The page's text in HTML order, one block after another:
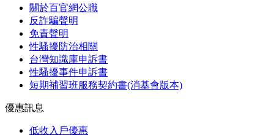
關於百官網公職
反詐騙聲明
免責聲明
性騷擾防治相關
台灣知識庫申訴書
性騷擾事件申訴書
短期補習班服務契約書(消基會版本)
優惠訊息
低收入戶優惠